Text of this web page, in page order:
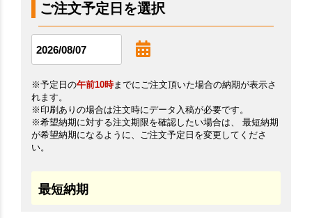
ご注文予定日を選択
※予定日の午前10時までにご注文頂いた場合の納期が表示さ
れます。
※印刷ありの場合は注文時にデータ入稿が必要です。
※希望納期に対する注文期限を確認したい場合は、 最短納期
が希望納期になるように、ご注文予定日を変更してくださ
い。
最短納期